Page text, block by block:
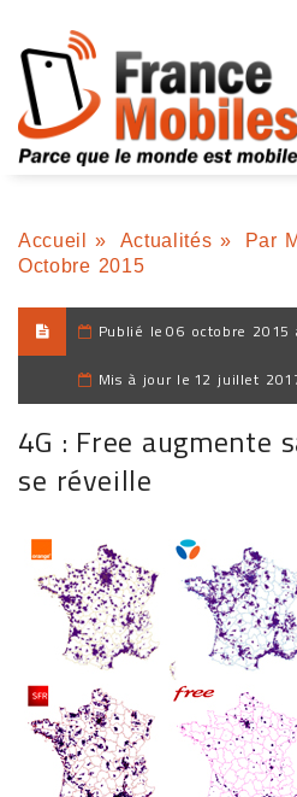
Accueil » Actualités » Par
Octobre 2015
Publié le 06 octobre 2015
Mis à jour le 12 juillet
4G : Free augmente
se réveille